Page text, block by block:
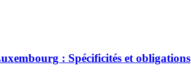
: Spécificités et obligations